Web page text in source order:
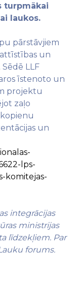
turpmākai
laukos.
pārstāvjiem
un
LLF
īstenoto un
projektu
zaļo
un
lps-
komitejas-
integrācijas
ministrijas
līdzekļiem. Par
forums.